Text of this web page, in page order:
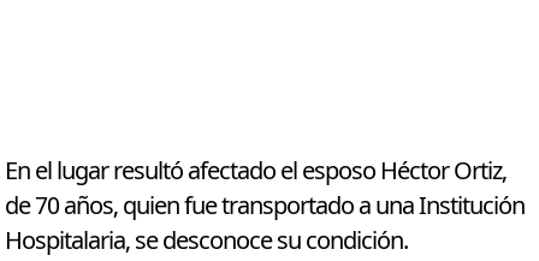
En el lugar resultó afectado el esposo Héctor Ortiz,
de 70 años, quien fue transportado a una Institución
Hospitalaria, se desconoce su condición.